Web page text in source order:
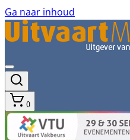
Ga naar inhoud
0